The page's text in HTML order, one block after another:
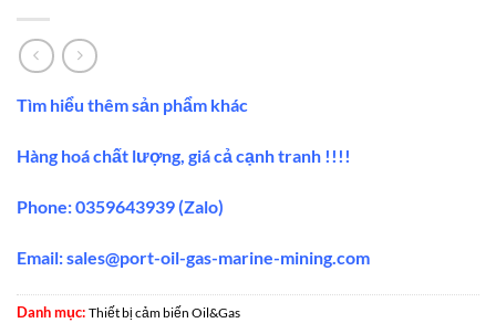
Tìm hiểu thêm sản phẩm khác
Hàng hoá chất lượng, giá cả cạnh tranh !!!!
Phone: 0359643939 (Zalo)
Email:sales@port-oil-gas-marine-mining.com
Danh mục: Thiết bị cảm biến Oil&Gas